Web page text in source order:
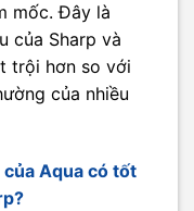
mốc. Đây là
của Sharp và
trội hơn so với
của nhiều
Aqua có tốt